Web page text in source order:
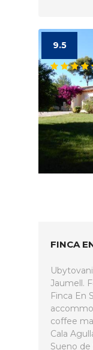
9.5
FINCA
Jaumell.
Finca En
coffee
Cala
Sueno de